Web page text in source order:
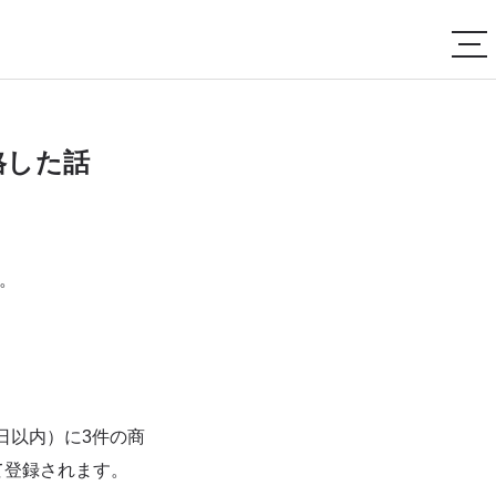
た話
以内）に3件の商
録されます。